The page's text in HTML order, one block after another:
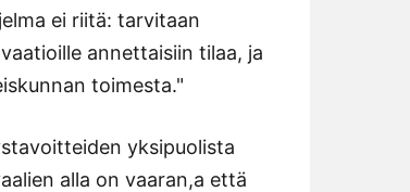
ei riitä: tarvitaan
annettaisiin tilaa, ja
toimesta."
yksipuolista
alla on vaaran,a että